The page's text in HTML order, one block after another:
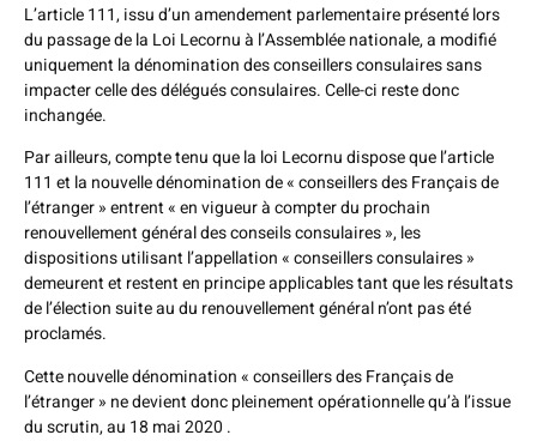
L’article 111, issu d’un amendement parlementaire présenté lors
du passage de la Loi Lecornu à l’Assemblée nationale, a modifié
uniquement la dénomination des conseillers consulaires sans
impacter celle des délégués consulaires. Celle-ci reste donc
inchangée.
Par ailleurs, compte tenu que la loi Lecornu dispose que l’article
111 et la nouvelle dénomination de « conseillers des Français de
l’étranger » entrent « en vigueur à compter du prochain
renouvellement général des conseils consulaires », les
dispositions utilisant l’appellation « conseillers consulaires »
demeurent et restent en principe applicables tant que les résultats
de l’élection suite au du renouvellement général n’ont pas été
proclamés.
Cette nouvelle dénomination « conseillers des Français de
l’étranger » ne devient donc pleinement opérationnelle qu’à l’issue
du scrutin, au 18 mai 2020 .